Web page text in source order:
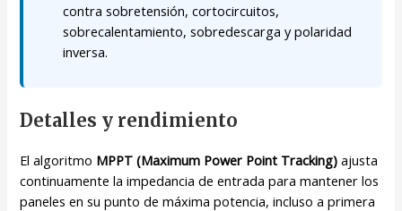
contra sobretensión, cortocircuitos,
sobrecalentamiento, sobredescarga y polaridad
inversa.
Detalles y rendimiento
El algoritmo MPPT (Maximum Power Point Tracking) ajusta
continuamente la impedancia de entrada para mantener los
paneles en su punto de máxima potencia, incluso a primera